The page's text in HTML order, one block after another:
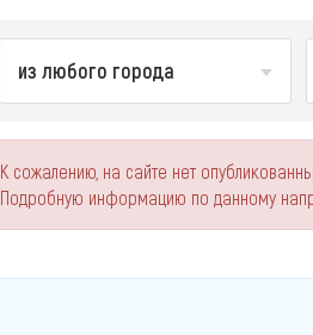
из любого города
К сожалению, на сайте нет
Подробную информацию по данному